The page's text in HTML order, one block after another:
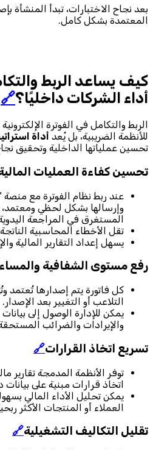
بعد نجاح الاختبارات، تبدأ المنشأة
المعتمدة بشكل كامل.
كيف يساعد الربط
أداء الشركات داخليًا؟🔗
الربط والتكامل في الفوترة
للأنظمة الضريبية، بل يُعد أداة
تحسين عملياتها الداخلية وتحقيق
تحسين كفاءة العمليات
عند ربط نظام الفوترة مع منصة
وإرسالها بشكل لحظي
المستغرق في المراجعة
تقل الأخطاء المحاسبية
يسهل إعداد التقارير المالية
رفع مستوى الشفافية
كل فاتورة يتم إصدارها تُعتمد
التلاعب أو التغيير بعد الإصدار.
يمكن للإدارة الوصول إلى
والإيرادات والضرائب
تسريع اتخاذ القرارات🔗
توفر الأنظمة المدمجة تقارير
اتخاذ قرارات مبنية على بيانات
يمكن تحليل الأداء المالي
العملاء أو المنتجات الأكثر
تقليل التكاليف التشغيلية🔗